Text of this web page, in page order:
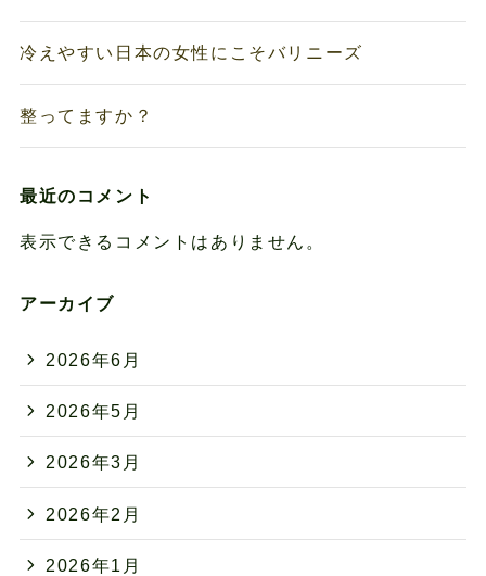
冷えやすい日本の女性にこそバリニーズ
整ってますか？
最近のコメント
表示できるコメントはありません。
アーカイブ
2026年6月
2026年5月
2026年3月
2026年2月
2026年1月